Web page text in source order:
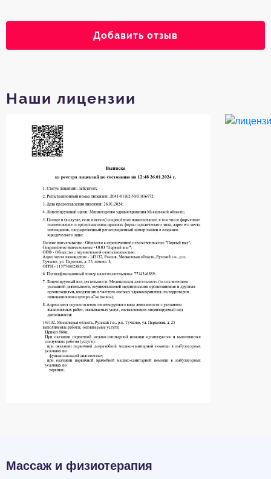
Добавить отзыв
Наши лицензии
Массаж и физиотерапия